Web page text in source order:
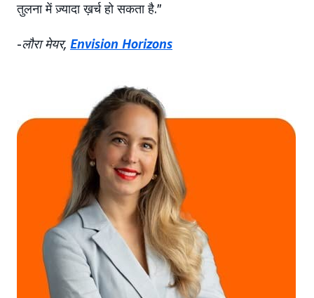
तुलना में ज़्यादा ख़र्च हो सकता है.”
-लौरा मेयर, Envision Horizons